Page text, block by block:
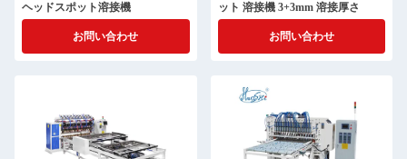
ヘッドスポット溶接機
お問い合わせ
ット 溶接機 3+3mm 溶接厚さ
お問い合わせ